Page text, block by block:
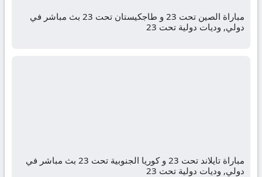
مباراة الصين تحت 23 و طاجكيستان تحت 23 بث مباشر في
دولي, وديات دولية تحت 23
مباراة تايلاند تحت 23 و كوريا الجنوبية تحت 23 بث مباشر في
دولي, وديات دولية تحت 23